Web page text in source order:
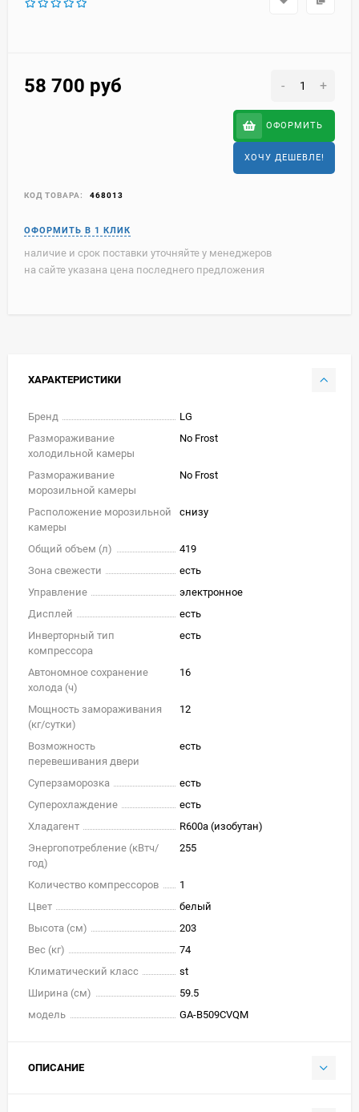
58 700 руб - +
ОФОРМИТЬ
ХОЧУ ДЕШЕВЛЕ!
КОД ТОВАРА: 468013
наличие и срок поставки уточняйте у менеджеров
на сайте указана цена последнего предложения
ХАРАКТЕРИСТИКИ
Бренд
LG
Размораживание
холодильной камеры
No Frost
Размораживание
морозильной камеры
No Frost
Расположение морозильной
камеры
снизу
Общий объем (л)
419
Зона свежести
есть
Управление
электронное
Дисплей
есть
Инверторный тип
компрессора
есть
Автономное сохранение
холода (ч)
16
Мощность замораживания
(кг/cутки)
12
Возможность
перевешивания двери
есть
Суперзаморозка
есть
Суперохлаждение
есть
Хладагент
R600a (изобутан)
Энергопотребление (кВтч/
год)
255
Количество компрессоров
1
Цвет
белый
Высота (см)
203
Вес (кг)
74
Климатический класс
st
Ширина (см)
59.5
модель
GA-B509CVQM
ОПИСАНИЕ